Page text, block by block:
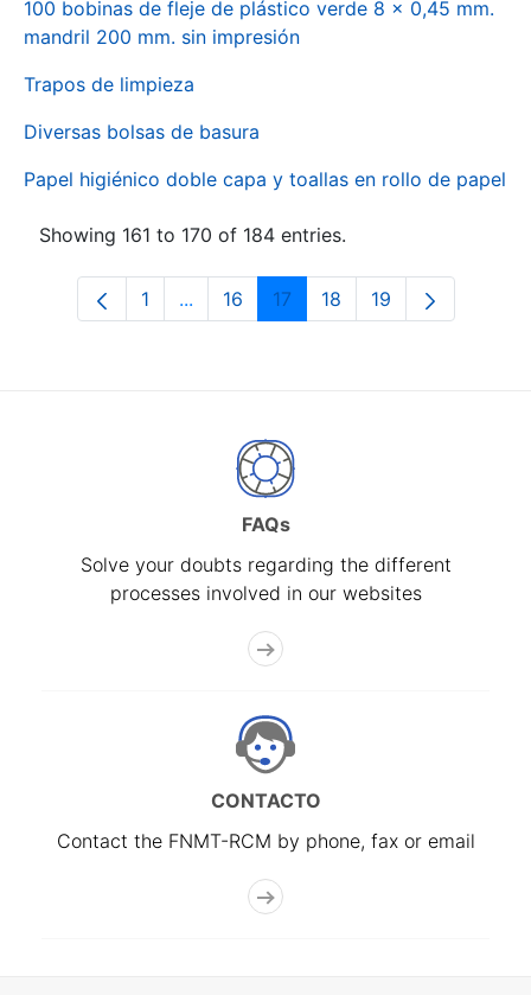
100 bobinas de fleje de plástico verde 8 x 0,45 mm.
mandril 200 mm. sin impresión
Trapos de limpieza
Diversas bolsas de basura
Papel higiénico doble capa y toallas en rollo de papel
Showing 161 to 170 of 184 entries.
Page
1 ...Intermediate Pages Use TAB to
Page
16 Page
17 Page
18 Page
19
FAQs
Solve your doubts regarding the different
processes involved in our websites
CONTACTO
Contact the FNMT-RCM by phone, fax or email